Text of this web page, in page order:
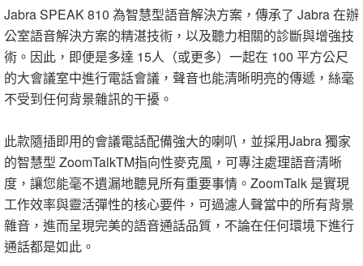
Jabra SPEAK 810 為智慧型語音解決方案，傳承了 Jabra 在辦
公室語音解決方案的精湛技術，以及聽力相關的診斷與增強技
術。因此，即便是多達 15人（或更多）一起在 100 平方公尺
的大會議室中進行電話會議，聲音也能清晰明亮的傳遞，絲毫
不受到任何背景雜訊的干擾。
此款隨插即用的會議電話配備強大的喇叭，並採用Jabra 獨家
的智慧型 ZoomTalkTM指向性麥克風，可專注處理語音清晰
度，讓您能毫不遺漏地聽見所有重要事情。ZoomTalk 是實現
工作效率與靈活彈性的核心要件，可過濾人聲當中的所有背景
雜音，進而呈現完美的語音通話品質，不論在任何環境下進行
通話都是如此。